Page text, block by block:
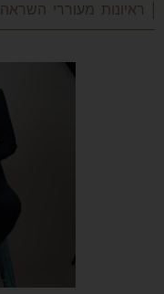
| ראיונות מעוררי השראה